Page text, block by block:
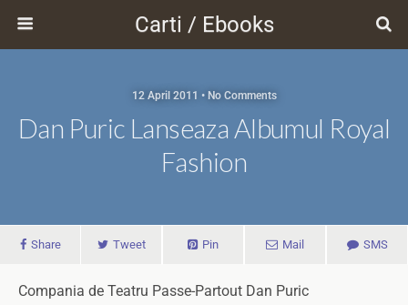
Carti / Ebooks
12 April 2011 • No Comments
Dan Puric Lanseaza Albumul Royal
Fashion
Share Tweet Pin Mail SMS
Compania de Teatru Passe-Partout Dan Puric